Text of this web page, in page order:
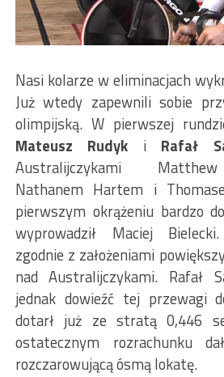
Nasi kolarze w eliminacjach
Już wtedy zapewnili sobie
olimpijską. W pierwszej
Mateusz Rudyk iRafał
Australijczykami
Nathanem Hartem i
pierwszym okrążeniu bardzo
wyprowadził Maciej
zgodnie z założeniami
nad Australijczykami. Rafał
jednak dowieźć tej przewagi
dotarł już ze stratą 0,446
ostatecznym rozrachunku
rozczarowującą ósmą lokatę.